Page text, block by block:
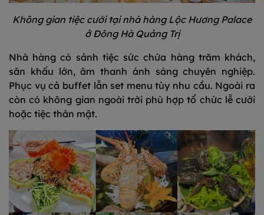
Không gian tiệc cưới tại nhà hàng Lộc Hương Palace
ở Đông Hà Quảng Trị
Nhà hàng có sảnh tiệc sức chứa hàng trăm khách,
sân khấu lớn, âm thanh ánh sáng chuyên nghiệp.
Phục vụ cả buffet lẫn set menu tùy nhu cầu. Ngoài ra
còn có không gian ngoài trời phù hợp tổ chức lễ cưới
hoặc tiệc thân mật.